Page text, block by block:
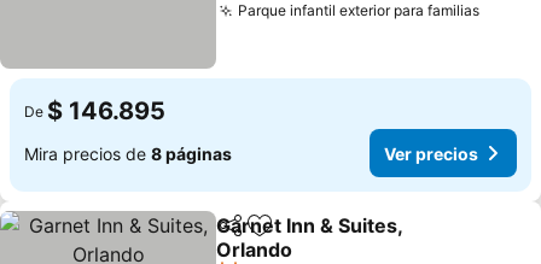
Parque infantil exterior para familiasVer
De $ 146.895
Mira precios de 8 páginas Ver precios
CompartirAgregar a favoritos
Garnet Inn & Suites,
Orlando